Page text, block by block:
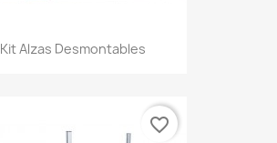
Kit Alzas Desmontables
favorite_border